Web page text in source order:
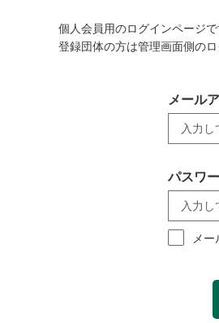
個人会員用のログインページで
登録団体の方は管理画面側の
メール
パスワ
メ